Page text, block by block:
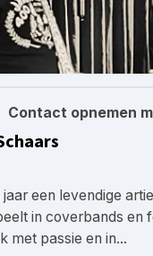
Contact opnemen
een levendige
in coverbands en
met passie en in...